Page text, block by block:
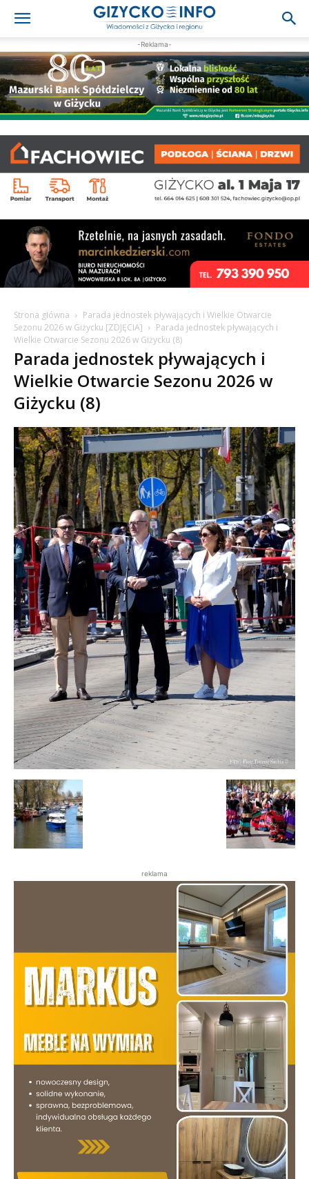
-Reklama-
Strona główna
Parada jednostek pływających i Wielkie Otwarcie
Sezonu 2026 w Giżycku [ZDJĘCIA]
Parada jednostek pływających i
Wielkie Otwarcie Sezonu 2026 w Giżycku (8)
Parada jednostek pływających i
Wielkie Otwarcie Sezonu 2026 w
Giżycku (8)
reklama